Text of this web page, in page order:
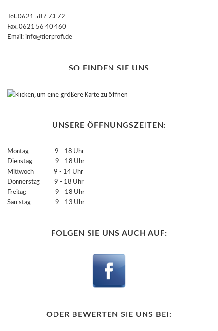
Tel. 0621 587 73 72
Fax. 0621 56 40 460
Email: info@tierprofi.de
SO FINDEN SIE UNS
UNSERE ÖFFNUNGSZEITEN:
Montag 9 - 18 Uhr
Dienstag 9 - 18 Uhr
Mittwoch 9 - 14 Uhr
Donnerstag 9 - 18 Uhr
Freitag 9 - 18 Uhr
Samstag 9 - 13 Uhr
FOLGEN SIE UNS AUCH AUF:
ODER BEWERTEN SIE UNS BEI: